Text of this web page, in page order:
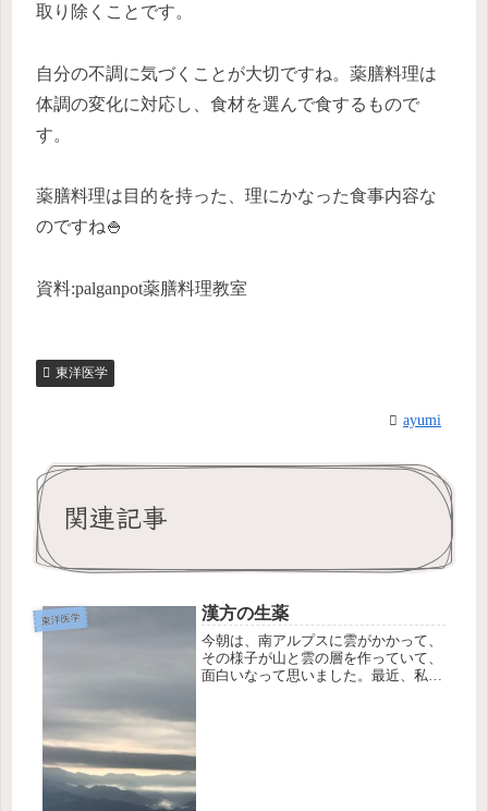
取り除くことです。
自分の不調に気づくことが大切ですね。薬膳料理は
体調の変化に対応し、食材を選んで食するもので
す。
薬膳料理は目的を持った、理にかなった食事内容な
のですね🍚
資料:palganpot薬膳料理教室
東洋医学
ayumi
関連記事
東洋医学 漢方の生薬
今朝は、南アルプスに雲がかかって、
その様子が山と雲の層を作っていて、
面白いなって思いました。最近、私は